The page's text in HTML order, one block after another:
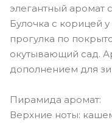
элегантный аромат
Булочка с корицей
прогулка по
окутывающий сад.
дополнением для
Пирамида аромат:
Верхние ноты: